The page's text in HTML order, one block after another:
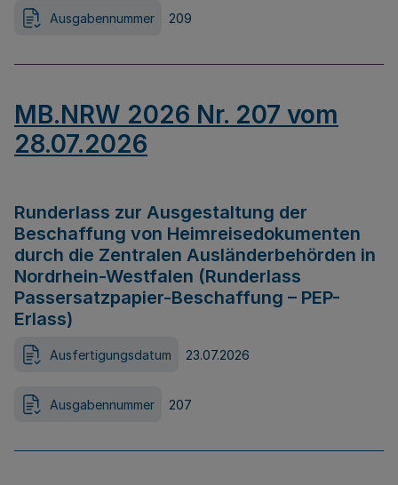
Ausgabennummer 209
MB.NRW 2026 Nr. 207 vom
28.07.2026
Runderlass zur Ausgestaltung der
Beschaffung von Heimreisedokumenten
durch die Zentralen Ausländerbehörden in
Nordrhein-Westfalen (Runderlass
Passersatzpapier-Beschaffung – PEP-
Erlass)
Ausfertigungsdatum 23.07.2026
Ausgabennummer 207